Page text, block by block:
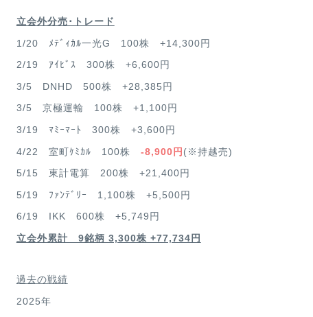
立会外分売･トレード
1/20 ﾒﾃﾞｨｶﾙ一光G 100株 +14,300円
2/19 ｱｲﾋﾞｽ 300株 +6,600円
3/5 DNHD 500株 +28,385円
3/5 京極運輸 100株 +1,100円
3/19 ﾏﾐｰﾏｰﾄ 300株 +3,600円
4/22 室町ｹﾐｶﾙ 100株 -8,900円 (※持越売)
5/15 東計電算 200株 +21,400円
5/19 ﾌｧﾝﾃﾞﾘｰ 1,100株 +5,500円
6/19 IKK 600株 +5,749円
立会外累計 9銘柄 3,300株 +77,734円
過去の戦績
2025年